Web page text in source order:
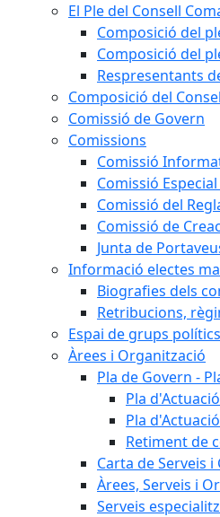
El Ple del Consell
Composició del
Composició del
Respresentants
Composició del
Comissió de Govern
Comissions
Comissió
Comissió
Comissió del
Comissió de
Junta de
Informació electes
Biografies dels
Retribucions,
Espai de grups polítics
Àrees i Organització
Pla de Govern -
Pla
Pla
Retiment de
Carta de Serveis
Àrees, Serveis i
Serveis